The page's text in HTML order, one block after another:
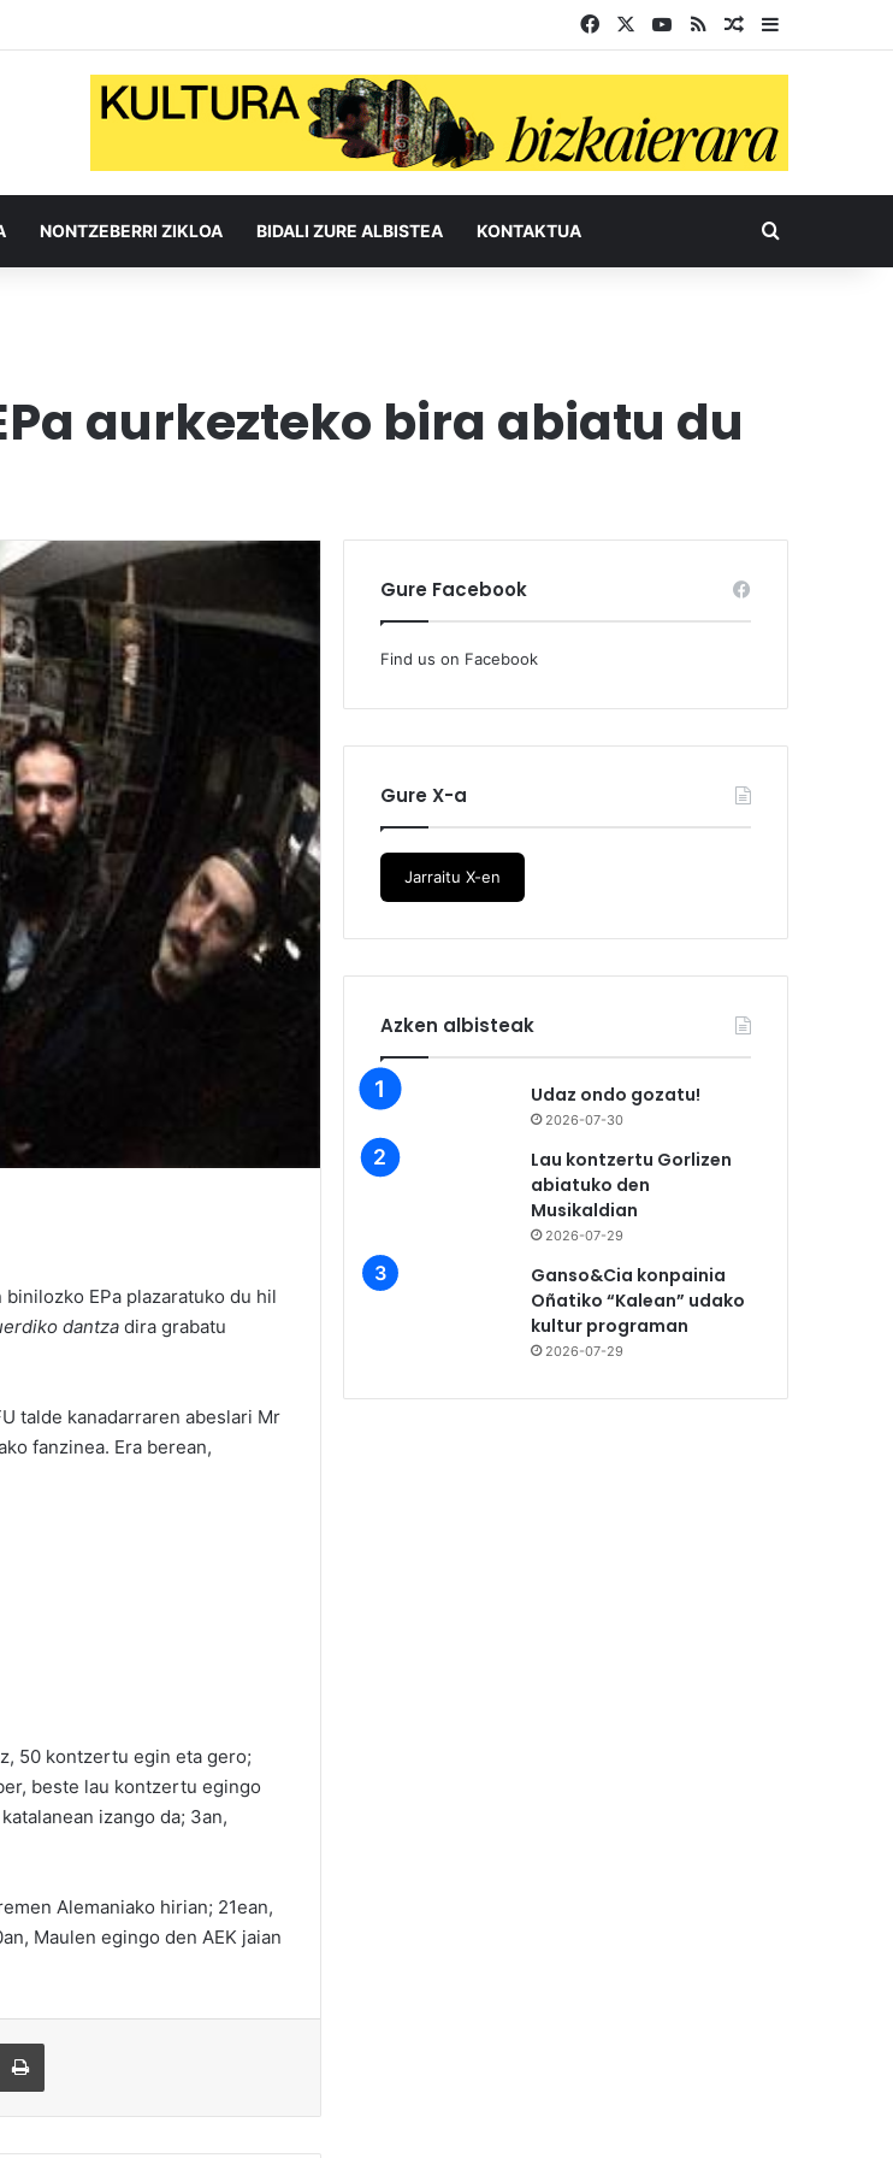
Facebook YouTube
RSS Ausazko
NONTZEBERRI ZIKLOA BIDALI ZURE ALBISTEA KONTAKTUA Bilatu
aurkezteko bira abiatu du
EPa plazaratuko du hil
dantza dira grabatu
talde kanadarraren abeslari Mr
fanzinea. Era berean,
50 kontzertu egin eta gero;
beste lau kontzertu egingo
izango da; 3an,
Alemaniako hirian; 21ean,
Maulen egingo den AEK jaian
Gure Facebook
Find us on Facebook
Gure X-a
Jarraitu X-en
Azken albisteak
Udaz ondo gozatu!
2026-07-30
Lau kontzertu Gorlizen
abiatuko den
Musikaldian
2026-07-29
Ganso&Cia konpainia
Oñatiko “Kalean” udako
kultur programan
2026-07-29